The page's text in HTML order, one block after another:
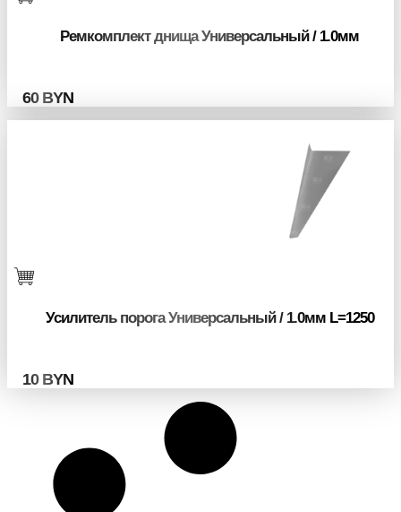
Ремкомплект днища Универсальный / 1.0мм
60 BYN
Усилитель порога Универсальный / 1.0мм L=1250
10 BYN